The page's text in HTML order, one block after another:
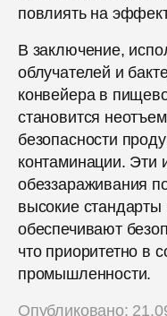
повлиять на
В заключение,
облучателей и
конвейера в
становится
безопасности
контаминации. Эти
обеззараживания
высокие стандарты
обеспечивают
что приоритетно в
промышленности.
Опубликовано: